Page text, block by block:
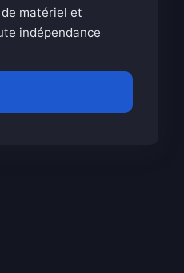
matériel et
indépendance